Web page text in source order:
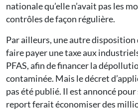
nationale qu’elle n’avait pas les
contrôles de façon régulière.
Par ailleurs, une autre disposition
faire payer une taxe aux
PFAS, afin de financer la
contaminée. Mais le décret
pas été publié. Il est annoncé
report ferait économiser des